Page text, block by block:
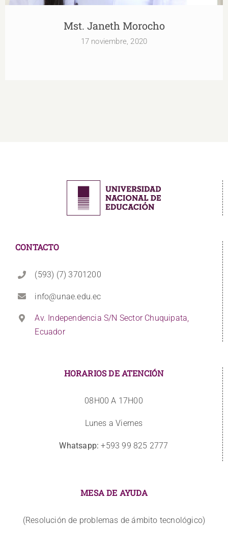
Mst. Janeth Morocho
17 noviembre, 2020
CONTACTO
(593) (7) 3701200
info@unae.edu.ec
Av. Independencia S/N Sector Chuquipata,
Ecuador
HORARIOS DE ATENCIÓN
08H00 A 17H00
Lunes a Viernes
Whatsapp: +593 99 825 2777
MESA DE AYUDA
(Resolución de problemas de ámbito tecnológico)